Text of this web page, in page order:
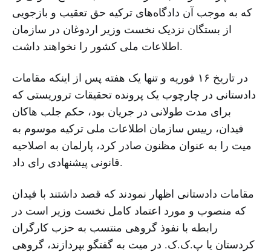
که به موجب آن دادگاه‌های ترکیه حق تعقیب و بازجویی
از بستگان نزدیک نخست وزیر اردوغان در سازمان
اطلاعات ملی کشور را نخواهند داشت.
در تاریخ ۱۶ فوریه و تنها یک هفته پس از اینکه مقامات
دادستانی در چارچوب یک پرونده تحقیقات تروریستی که
برای مدت طولانی در جریان بود، حکم جلب هاکان
فیدان، رییس سازمان اطلاعات ملی ترکیه موسوم به
میت را به عنوان مظنون صادر کرد، پارلمان به اصلاحیه
قانونی پیشنهادی رای داد.
مقامات دادستانی اظهار نمودند که قصد داشتند با فیدان
که منصوب و مورد اعتماد کامل نخست وزیر است در
رابطه با نفوذ گروهی منتسب به حزب کارگران
کردستان یا پ.ک.ک. در میت به گفتگو بپردازند، گروهی